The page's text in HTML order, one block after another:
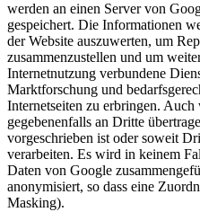
werden an einen Server von
gespeichert. Die Informationen
der Website auszuwerten, um
zusammenzustellen und um
Internetnutzung verbundene
Marktforschung und
Internetseiten zu erbringen.
gegebenenfalls an Dritte
vorgeschrieben ist oder soweit
verarbeiten. Es wird in keinem
Daten von Google
anonymisiert, so dass eine
Masking).